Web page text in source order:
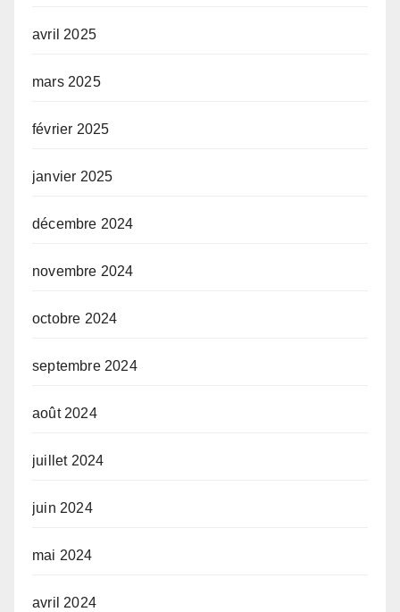
avril 2025
mars 2025
février 2025
janvier 2025
décembre 2024
novembre 2024
octobre 2024
septembre 2024
août 2024
juillet 2024
juin 2024
mai 2024
avril 2024